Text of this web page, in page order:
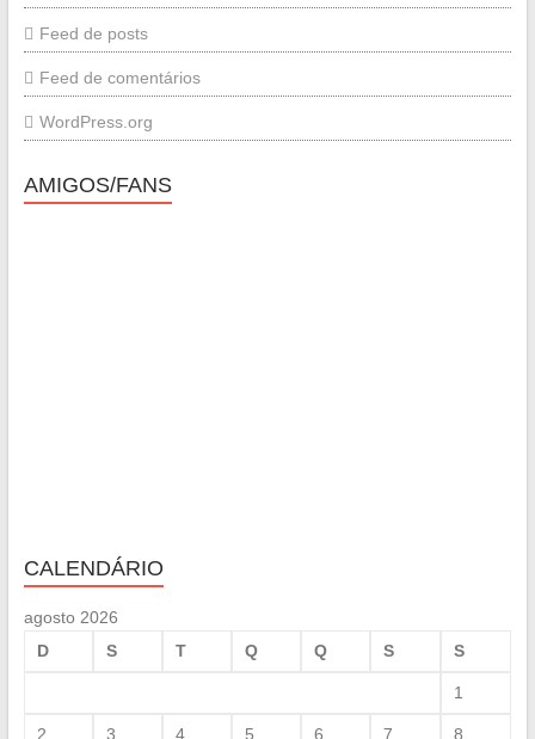
Feed de posts
Feed de comentários
WordPress.org
AMIGOS/FANS
CALENDÁRIO
agosto 2026
D
S T Q Q S S
1
2 3 4 5 6 7 8